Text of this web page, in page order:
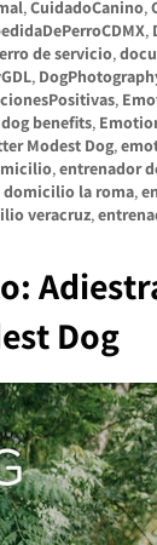
, CuidadoCanino,
,
de servicio,
,
,
benefits,
Modest Dog,
, entrenador
domicilio la roma,
veracruz,
Dog